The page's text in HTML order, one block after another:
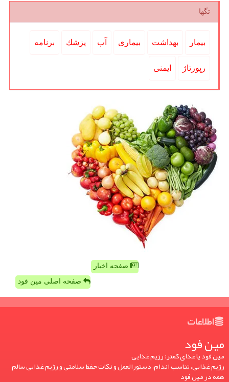
تگها
بیمار بهداشت بیماری آب پزشك برنامه
رپورتاژ ایمنی
صفحه اخبار
صفحه اصلی مین فود
اطلاعات
مین فود
مین فود یا غذای کمتر: رژیم غذایی
رژیم غذایی، تناسب اندام، دستورالعمل و نکات حفظ سلامتی و رژیم غذایی سالم
همه در مین فود